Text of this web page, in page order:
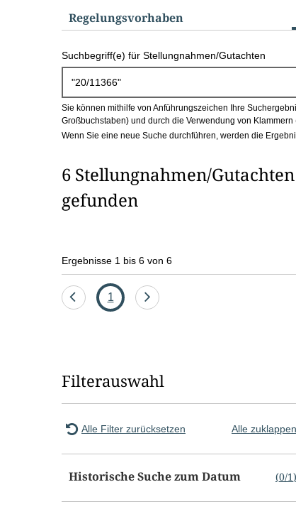
S
u
c
h
b
x
Regelungs­vorhaben
Suchbegriff(e) für Stellungnahmen/Gutachten
Sie können mithilfe von Anführungszeichen Ihre
Großbuchstaben) und durch die Verwendung von
Wenn Sie eine neue Suche durchführen, werden die
6 Stellungnahmen/
gefunden
Ergebnisse 1 bis 6 von 6
Eine
Seite
1
Eine
Filterauswahl
Alle Filter zurücksetzen Alle zuklappen
Historische Suche zum Datum (0/1)